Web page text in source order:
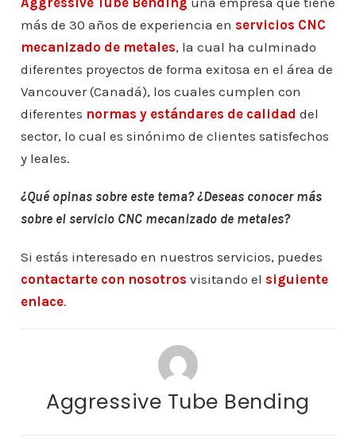
más de 30 años de experiencia en servicios CNC
mecanizado de metales, la cual ha culminado
diferentes proyectos de forma exitosa en el área de
Vancouver (Canadá), los cuales cumplen con
diferentes normas y estándares de calidad del
sector, lo cual es sinónimo de clientes satisfechos
y leales.
¿Qué opinas sobre este tema? ¿Deseas conocer más
sobre el servicio CNC mecanizado de metales?
Si estás interesado en nuestros servicios, puedes
contactarte con nosotros visitando el siguiente
enlace.
Aggressive Tube Bending